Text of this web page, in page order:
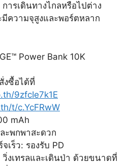
ารเดินทางไกลหรือไปต่าง
มีความจุสูงและพอร์ตหลาก
Power Bank 10K
งซื้อได้ที่
9zfcIe7k1E
t/c.YcFRwW
mAh
ะพกพาสะดวก
เร็ว: รองรับ PD
วิ่งเทรลและเดินป่า ด้วยขนาดที่